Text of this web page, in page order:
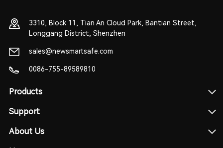
3310, Block 11, Tian An Cloud Park, Bantian Street,
Longgang District, Shenzhen
sales@newsmartsafe.com
0086-755-89589810
Products
Support
About Us